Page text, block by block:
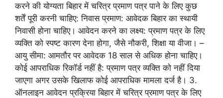
करने की योग्यता बिहार में चरित्र प्रमाण पत्र पाने के लिए कुछ
शर्तें पूरी करनी चाहिए: निवास प्रमाण: आवेदक बिहार का स्थायी
निवासी होना चाहिए। आवेदन करने का लक्ष्य: प्रमाण पत्र के लिए
व्यक्ति को स्पष्ट कारण देना होगा, जैसे नौकरी, शिक्षा या वीजा। –
आयु सीमा: आमतौर पर आवेदक 18 साल से अधिक होना चाहिए।
कोई आपराधिक रिकॉर्ड नहीं है: प्रमाण पत्र व्यक्ति को नहीं दिया
जाएगा अगर उसके खिलाफ कोई आपराधिक मामला दर्ज है। 3.
ऑनलाइन आवेदन प्रक्रिया बिहार में चरित्र प्रमाण पत्र के लिए